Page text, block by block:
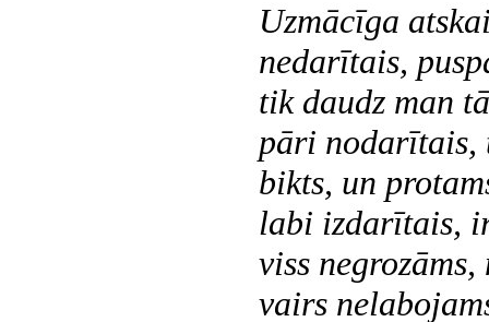
Uzmācīga
nedarītais,
tik daudz man
pāri nodarītais,
bikts, un
labi izdarītais,
viss negrozāms,
vairs